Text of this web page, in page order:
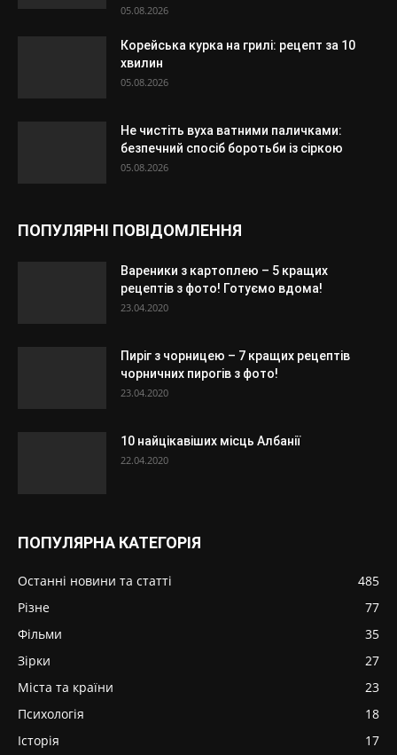
05.08.2026
Корейська курка на грилі: рецепт за 10
хвилин
05.08.2026
Не чистіть вуха ватними паличками:
безпечний спосіб боротьби із сіркою
05.08.2026
ПОПУЛЯРНІ ПОВІДОМЛЕННЯ
Вареники з картоплею – 5 кращих
рецептів з фото! Готуємо вдома!
23.04.2020
Пиріг з чорницею – 7 кращих рецептів
чорничних пирогів з фото!
23.04.2020
10 найцікавіших місць Албанії
22.04.2020
ПОПУЛЯРНА КАТЕГОРІЯ
Останні новини та статті
485
Різне
77
Фільми
35
Зірки
27
Міста та країни
23
Психологія
18
Історія
17